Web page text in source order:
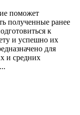
поможет
полученные ранее
к
и успешно их
для
и средних